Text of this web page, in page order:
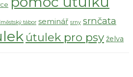
tábor seminář srny srnčata
útulek pro psy želva